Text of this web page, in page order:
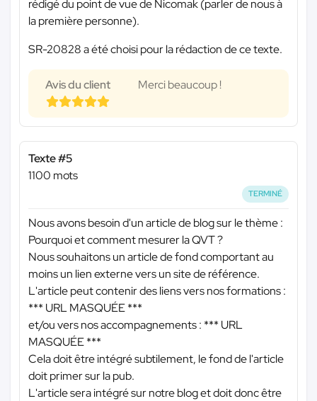
rédigé du point de vue de Nicomak (parler de nous à
la première personne).
SR-20828 a été choisi pour la rédaction de ce texte.
Avis du client Merci beaucoup !
Texte #5
1100 mots
TERMINÉ
Nous avons besoin d'un article de blog sur le thème :
Pourquoi et comment mesurer la QVT ?
Nous souhaitons un article de fond comportant au
moins un lien externe vers un site de référence.
L'article peut contenir des liens vers nos formations :
*** URL MASQUÉE ***
et/ou vers nos accompagnements : *** URL
MASQUÉE ***
Cela doit être intégré subtilement, le fond de l'article
doit primer sur la pub.
L'article sera intégré sur notre blog et doit donc être